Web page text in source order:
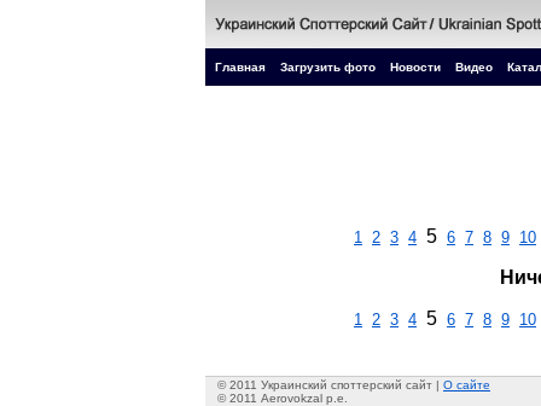
Главная Загрузить фото Новости Видео
1 2 3 4 5 6 7 8 9 10
1 2 3 4 5 6 7 8 9 10
© 2011 Украинский споттерский сайт | О сайте
© 2011 Aerovokzal p.e.